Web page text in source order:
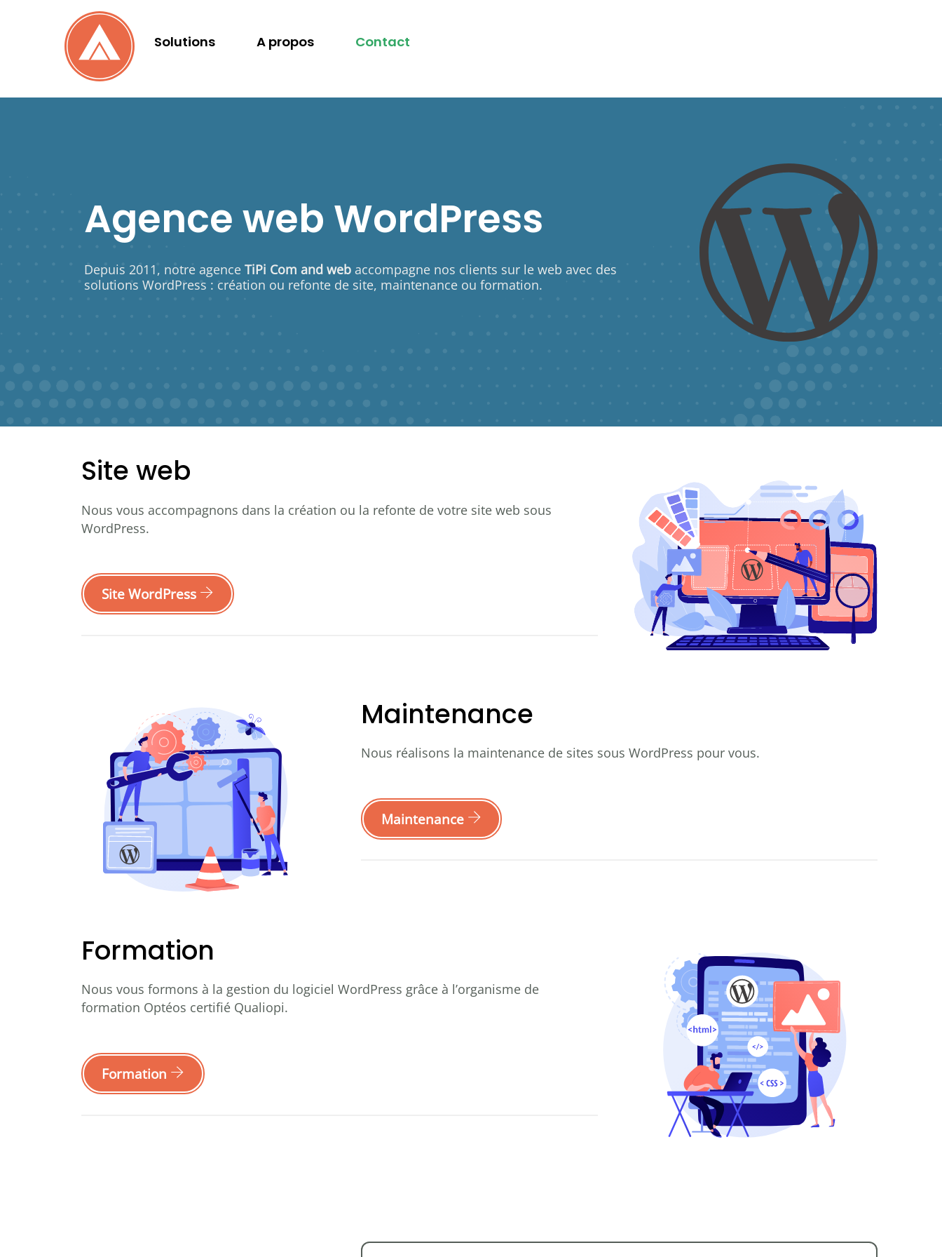
Solutions A propos Contact
Agence web WordPress
Depuis 2011, notre agence TiPi Com and webaccompagne nos clients sur le web avec des
solutions WordPress : création ou refonte de site, maintenanceou formation.
Site web
Nous vous accompagnons dans la création ou la refonte de votre site web sous
WordPress.
Site WordPress
Maintenance
Nous réalisons la maintenance de sites sous WordPress pour vous.
Maintenance
Formation
Nous vousformons à la gestion du logiciel WordPress grâce à l’organisme de
formation Optéos certifié Qualiopi.
Formation